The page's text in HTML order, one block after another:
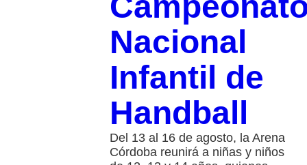
Nacional
Infantil de
Handball
Del 13 al 16 de agosto, la Arena
Córdoba reunirá a niñas y niños